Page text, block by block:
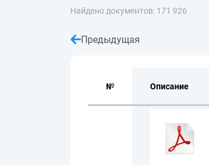
Найдено документов: 171 926
Предыдущая
№ Описание